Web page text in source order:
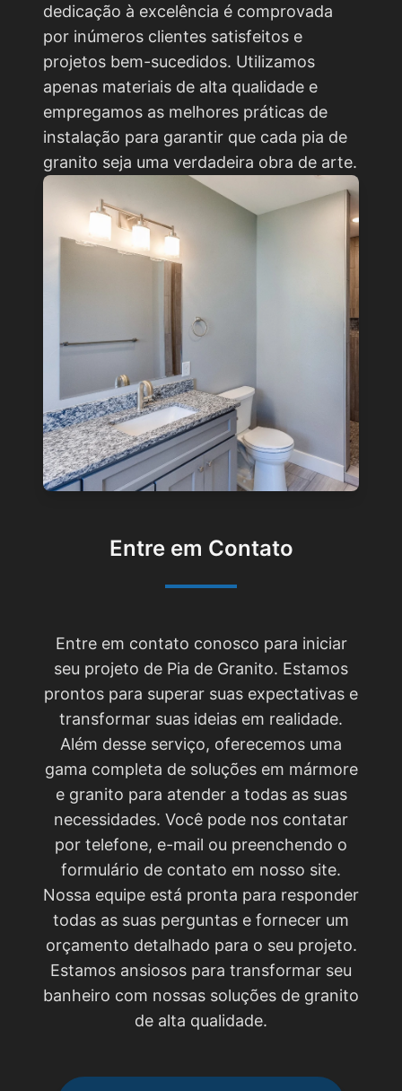
dedicação à excelência é comprovada
por inúmeros clientes satisfeitos e
projetos bem-sucedidos. Utilizamos
apenas materiais de alta qualidade e
empregamos as melhores práticas de
instalação para garantir que cada pia de
granito seja uma verdadeira obra de arte.
Entre em Contato
Entre em contato conosco para iniciar
seu projeto de Pia de Granito. Estamos
prontos para superar suas expectativas e
transformar suas ideias em realidade.
Além desse serviço, oferecemos uma
gama completa de soluções em mármore
e granito para atender a todas as suas
necessidades. Você pode nos contatar
por telefone, e-mail ou preenchendo o
formulário de contato em nosso site.
Nossa equipe está pronta para responder
todas as suas perguntas e fornecer um
orçamento detalhado para o seu projeto.
Estamos ansiosos para transformar seu
banheiro com nossas soluções de granito
de alta qualidade.